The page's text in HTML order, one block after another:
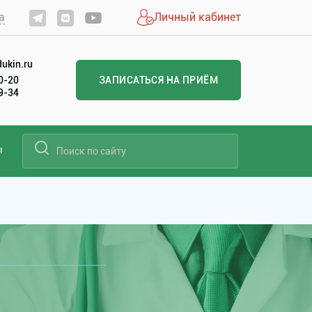
Личный кабинет
20
34
ЗАПИСАТЬСЯ НА ПРИЁМ